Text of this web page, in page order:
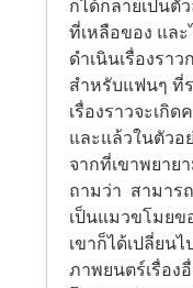
ที่เหลือของ และ
ดำเนินเรื่องรา
สำหรับแฟนๆ ที่
เรื่องราวจะเกิ
และแล้วในตัวอ
จากที่เขาพยาย
ถามว่า  สามาร
เป็นแมวขโมยข
เขาก็ได้เปลี่ยน
ภาพยนตร์เรื่อง